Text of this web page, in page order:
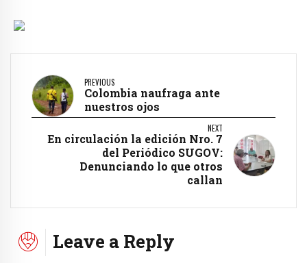
PREVIOUS
Colombia naufraga ante
nuestros ojos
NEXT
En circulación la edición Nro. 7
del Periódico SUGOV:
Denunciando lo que otros
callan
Leave a Reply